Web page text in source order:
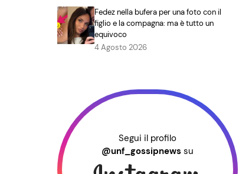
Fedez nella bufera per una foto con il
figlio e la compagna: ma è tutto un
equivoco
4 Agosto 2026
Segui il profilo
@unf_gossipnews su